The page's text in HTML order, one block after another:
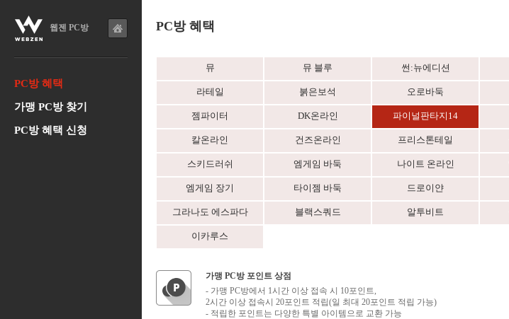
웹젠 PC방
PC방 혜택
가맹 PC방 찾기
PC방 혜택 신청
PC방 혜택
뮤 뮤 블루 썬:뉴에디션
라테일 붉은보석 오로바둑
젬파이터 DK온라인 파이널판타지14
칼온라인 건즈온라인 프리스톤테일
스키드러쉬 엠게임 바둑 나이트 온라인
엠게임 장기 타이젬 바둑 드로이얀
그라나도 에스파다 블랙스쿼드 알투비트
이카루스
가맹 PC방 포인트 상점
- 가맹 PC방에서 1시간 이상 접속 시 10포인트,
2시간 이상 접속시 20포인트 적립(일 최대 20포인트 적립 가능)
- 적립한 포인트는 다양한 특별 아이템으로 교환 가능